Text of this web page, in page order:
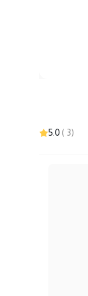
(
3
)
5.0